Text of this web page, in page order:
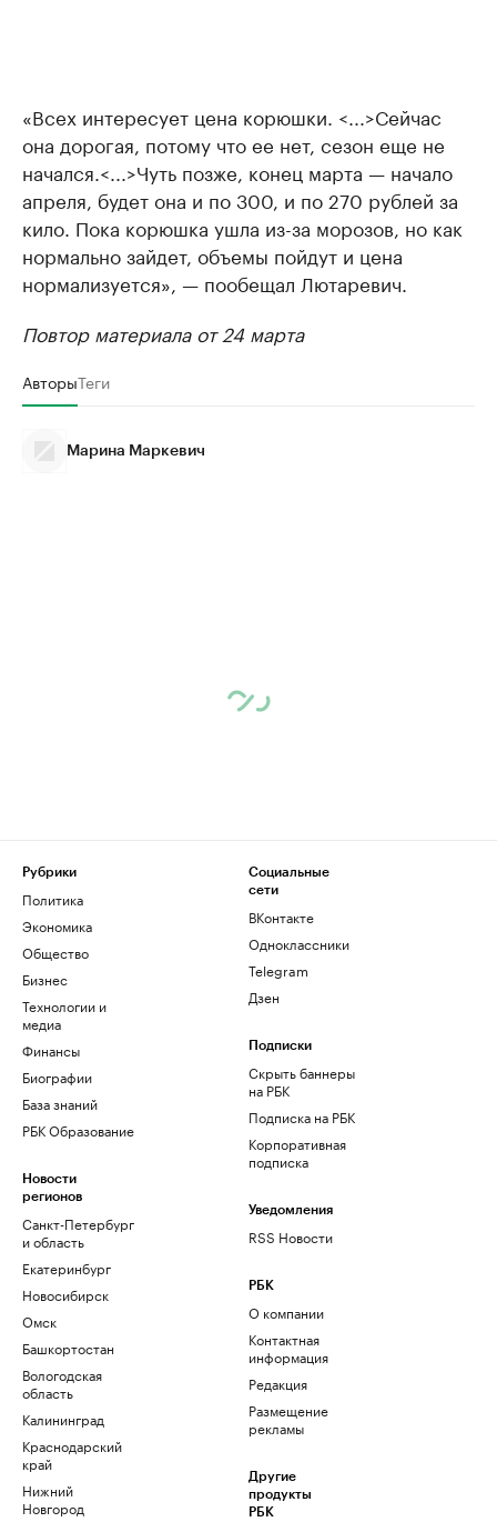
«Всех интересует цена корюшки. <...>Сейчас
она дорогая, потому что ее нет, сезон еще не
начался.<...>Чуть позже, конец марта — начало
апреля, будет она и по 300, и по 270 рублей за
кило. Пока корюшка ушла из-за морозов, но как
нормально зайдет, объемы пойдут и цена
нормализуется», — пообещал Лютаревич.
Повтор материала от 24 марта
АвторыТеги
Марина Маркевич
Рубрики
Политика
Экономика
Общество
Бизнес
Технологии и
медиа
Финансы
Биографии
База знаний
РБК Образование
Новости
регионов
Санкт-Петербург
и область
Екатеринбург
Новосибирск
Омск
Башкортостан
Вологодская
область
Калининград
Краснодарский
край
Нижний
Новгород
Социальные
сети
ВКонтакте
Одноклассники
Telegram
Дзен
Подписки
Скрыть баннеры
на РБК
Подписка на РБК
Корпоративная
подписка
Уведомления
RSS Новости
РБК
О компании
Контактная
информация
Редакция
Размещение
рекламы
Другие
продукты
РБК